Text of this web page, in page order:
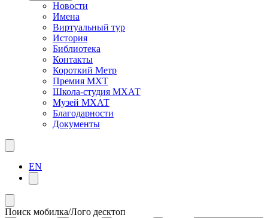
Новости
Имена
Виртуальный тур
История
Библиотека
Контакты
Короткий Метр
Премия МХТ
Школа-студия МХАТ
Музей МХАТ
Благодарности
Документы
EN
Поиск мобилка/Лого десктоп